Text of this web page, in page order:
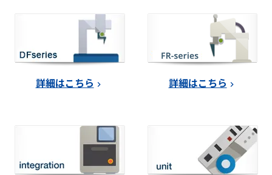
詳細はこちら 詳細はこちら